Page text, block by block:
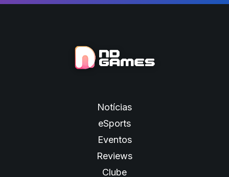
Notícias
eSports
Eventos
Reviews
Clube